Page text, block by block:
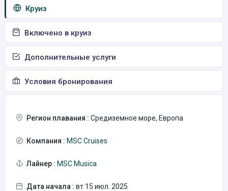
Круиз
Включено в круиз
Дополнительные услуги
Условия бронирования
Регион плавания : Средиземное море, Европа
Компания : MSC Cruises
Лайнер : MSC Musica
Дата начала : вт 15 июл. 2025